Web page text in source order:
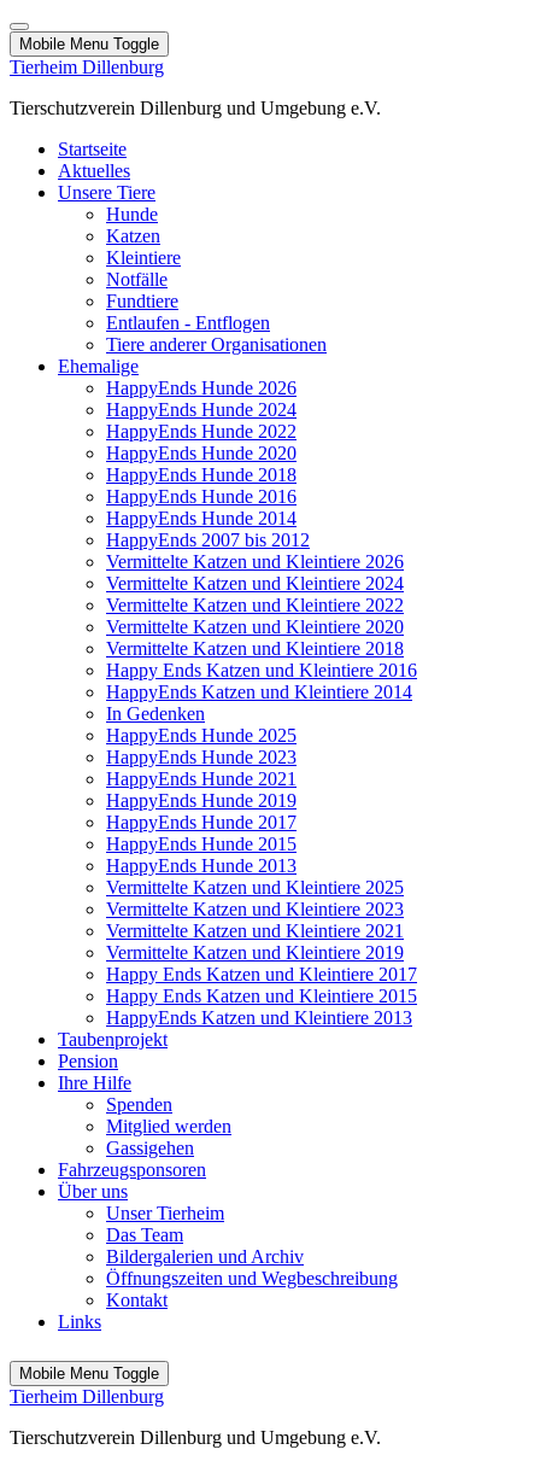
Mobile Menu Toggle
Tierheim Dillenburg
Tierschutzverein Dillenburg und Umgebung e.V.
Startseite
Aktuelles
Unsere Tiere
Hunde
Katzen
Kleintiere
Notfälle
Fundtiere
Entlaufen - Entflogen
Tiere anderer Organisationen
Ehemalige
HappyEnds Hunde 2026
HappyEnds Hunde 2024
HappyEnds Hunde 2022
HappyEnds Hunde 2020
HappyEnds Hunde 2018
HappyEnds Hunde 2016
HappyEnds Hunde 2014
HappyEnds 2007 bis 2012
Vermittelte Katzen und Kleintiere 2026
Vermittelte Katzen und Kleintiere 2024
Vermittelte Katzen und Kleintiere 2022
Vermittelte Katzen und Kleintiere 2020
Vermittelte Katzen und Kleintiere 2018
Happy Ends Katzen und Kleintiere 2016
HappyEnds Katzen und Kleintiere 2014
In Gedenken
HappyEnds Hunde 2025
HappyEnds Hunde 2023
HappyEnds Hunde 2021
HappyEnds Hunde 2019
HappyEnds Hunde 2017
HappyEnds Hunde 2015
HappyEnds Hunde 2013
Vermittelte Katzen und Kleintiere 2025
Vermittelte Katzen und Kleintiere 2023
Vermittelte Katzen und Kleintiere 2021
Vermittelte Katzen und Kleintiere 2019
Happy Ends Katzen und Kleintiere 2017
Happy Ends Katzen und Kleintiere 2015
HappyEnds Katzen und Kleintiere 2013
Taubenprojekt
Pension
Ihre Hilfe
Spenden
Mitglied werden
Gassigehen
Fahrzeugsponsoren
Über uns
Unser Tierheim
Das Team
Bildergalerien und Archiv
Öffnungszeiten und Wegbeschreibung
Kontakt
Links
Mobile Menu Toggle
Tierheim Dillenburg
Tierschutzverein Dillenburg und Umgebung e.V.